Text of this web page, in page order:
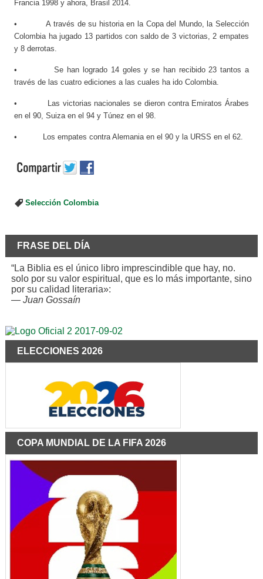
Francia 1998 y ahora, Brasil 2014.
• A través de su historia en la Copa del Mundo, la Selección
Colombia ha jugado 13 partidos con saldo de 3 victorias, 2 empates
y 8 derrotas.
• Se han logrado 14 goles y se han recibido 23 tantos a
través de las cuatro ediciones a las cuales ha ido Colombia.
• Las victorias nacionales se dieron contra Emiratos Árabes
en el 90, Suiza en el 94 y Túnez en el 98.
• Los empates contra Alemania en el 90 y la URSS en el 62.
Selección Colombia
FRASE DEL DÍA
“La Biblia es el único libro imprescindible que hay, no.
solo por su valor espiritual, que es lo más importante, sino
por su calidad literaria»:
— Juan Gossaín
ELECCIONES 2026
COPA MUNDIAL DE LA FIFA 2026